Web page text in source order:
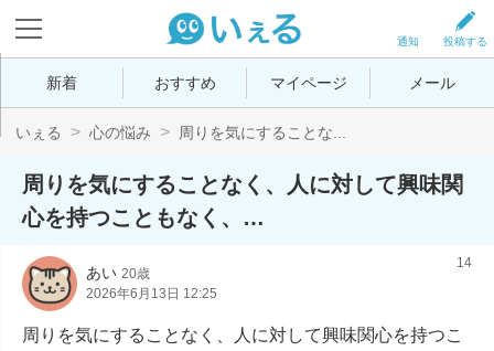
投稿する
通知
新着 おすすめ マイページ メール
いぇる 心の悩み 周りを気にすることな...
周りを気にすることなく、人に対して興味関
心を持つこともなく、…
あい 20歳
2026年6月13日 12:25
14
周りを気にすることなく、人に対して興味関心を持つこ